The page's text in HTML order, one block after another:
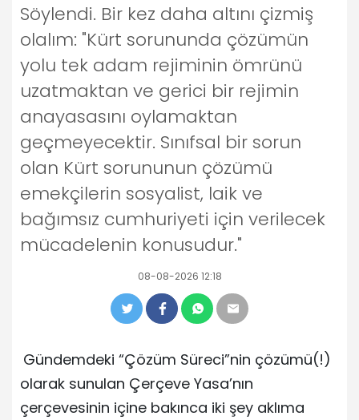
Söylendi. Bir kez daha altını çizmiş
olalım: "Kürt sorununda çözümün
yolu tek adam rejiminin ömrünü
uzatmaktan ve gerici bir rejimin
anayasasını oylamaktan
geçmeyecektir. Sınıfsal bir sorun
olan Kürt sorununun çözümü
emekçilerin sosyalist, laik ve
bağımsız cumhuriyeti için verilecek
mücadelenin konusudur."
08-08-2026 12:18
Gündemdeki “Çözüm Süreci”nin çözümü(!)
olarak sunulan Çerçeve Yasa’nın
çerçevesinin içine bakınca iki şey aklıma